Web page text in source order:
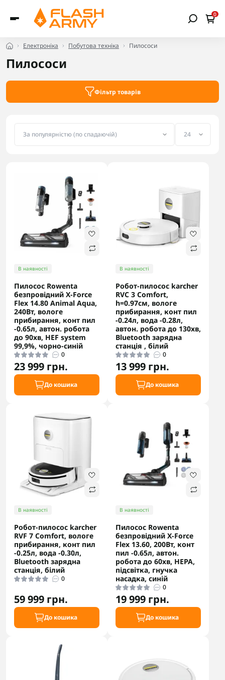
0
Електроніка Побутова техніка Пилососи
Пилососи
Фільтр товарів
В наявності
Пилосос Rowenta
безпровідний X-Force
Flex 14.80 Animal Aqua,
240Вт, вологе
прибирання, конт пил
-0.65л, автон. робота
до 90хв, HEF system
99,9%, чорно-синій
0
23 999 грн.
До кошика
В наявності
Робот-пилосос karcher
RVC 3 Comfort,
h=0.97см, вологе
прибирання, конт пил
-0.24л, вода -0.28л,
автон. робота до 130хв,
Bluetooth зарядна
станція , білий
0
13 999 грн.
До кошика
В наявності
Робот-пилосос karcher
RVF 7 Comfort, вологе
прибирання, конт пил
-0.25л, вода -0.30л,
Bluetooth зарядна
станція, білий
0
59 999 грн.
До кошика
В наявності
Пилосос Rowenta
безпровідний X-Force
Flex 13.60, 200Вт, конт
пил -0.65л, автон.
робота до 60хв, НЕРА,
підсвітка, гнучка
насадка, синій
0
19 999 грн.
До кошика